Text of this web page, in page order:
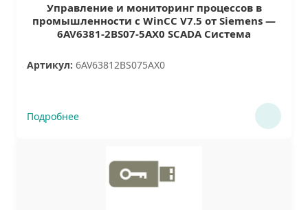
Управление и мониторинг процессов в
промышленности с WinCC V7.5 от Siemens —
6AV6381-2BS07-5AX0 SCADA Система
Артикул: 6AV63812BS075AX0
Подробнее